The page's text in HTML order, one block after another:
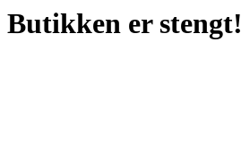
Butikken er stengt!